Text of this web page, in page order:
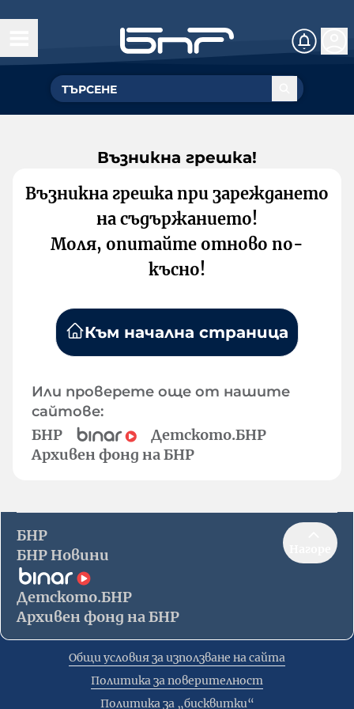
Възникна грешка!
Възникна грешка при зареждането
на съдържанието!
Моля, опитайте отново по-
късно!
Към начална страница
Или проверете още от нашите
сайтове:
БНР
Детското.БНР
Архивен фонд на БНР
БНР
БНР Новини
Детското.БНР
Архивен фонд на БНР
Общи условия за използване на сайта
Политика за поверителност
Политика за „бисквитки“